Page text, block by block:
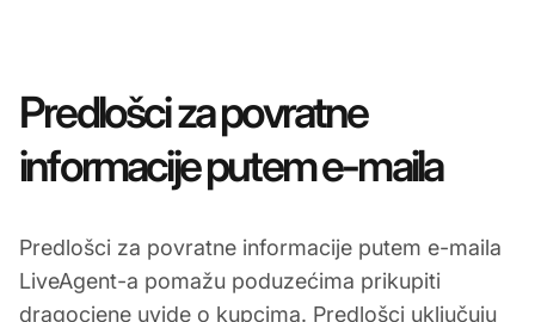
Predlošci za povratne
informacije putem e-maila
Predlošci za povratne informacije putem e-maila
LiveAgent-a pomažu poduzećima prikupiti
dragocjene uvide o kupcima. Predlošci uključuju